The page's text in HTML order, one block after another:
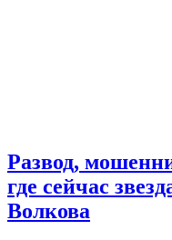
Развод,
где сейчас
Волкова